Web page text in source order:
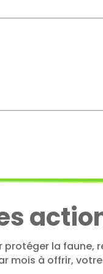
la faune,
mois à offrir,